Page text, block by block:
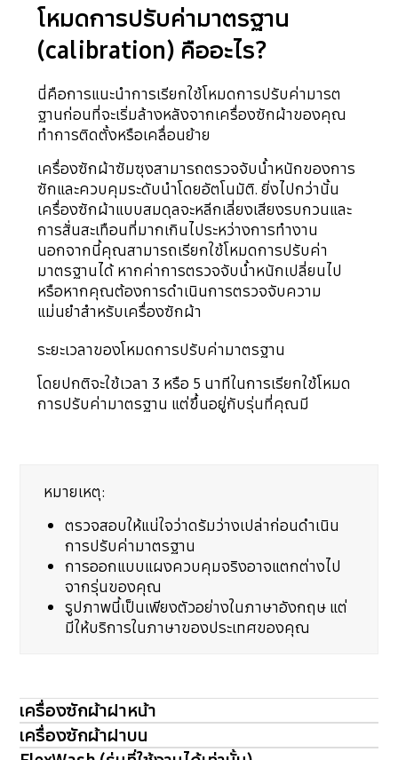
โหมดการปรับค่ามาตรฐาน
(calibration) คืออะไร?
นี่คือการแนะนำการเรียกใช้โหมดการปรับค่ามารต
ฐานก่อนที่จะเริ่มล้างหลังจากเครื่องซักผ้าของคุณ
ทำการติดตั้งหรือเคลื่อนย้าย
เครื่องซักผ้าซัมซุงสามารถตรวจจับน้ำหนักของการ
ซักและควบคุมระดับนำโดยอัตโนมัติ. ยิ่งไปกว่านั้น
เครื่องซักผ้าแบบสมดุลจะหลีกเลี่ยงเสียงรบกวนและ
การสั่นสะเทือนที่มากเกินไประหว่างการทำงาน
นอกจากนี้คุณสามารถเรียกใช้โหมดการปรับค่า
มาตรฐานได้ หากค่าการตรวจจับน้ำหนักเปลี่ยนไป
หรือหากคุณต้องการดำเนินการตรวจจับความ
แม่นยำสำหรับเครื่องซักผ้า
ระยะเวลาของโหมดการปรับค่ามาตรฐาน
โดยปกติจะใช้เวลา 3 หรือ 5 นาทีในการเรียกใช้โหมด
การปรับค่ามาตรฐาน แต่ขึ้นอยู่กับรุ่นที่คุณมี
หมายเหตุ:
ตรวจสอบให้แน่ใจว่าดรัมว่างเปล่าก่อนดำเนิน
การปรับค่ามาตรฐาน
การออกแบบแผงควบคุมจริงอาจแตกต่างไป
จากรุ่นของคุณ
รูปภาพนี้เป็นเพียงตัวอย่างในภาษาอังกฤษ แต่
มีให้บริการในภาษาของประเทศของคุณ
เครื่องซักผ้าฝาหน้า
เครื่องซักผ้าฝาบน